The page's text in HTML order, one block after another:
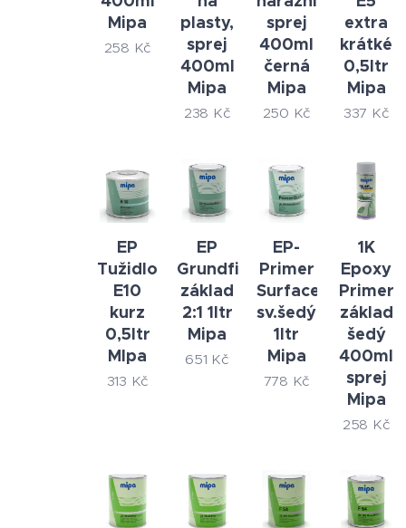
Mipa
258 Kč
plasty,
sprej
400ml
Mipa
238 Kč
sprej
400ml
černá
Mipa
250 Kč
extra
krátké
0,5ltr
Mipa
337 Kč
EP
Tužidlo
E10
kurz
0,5ltr
MIpa
313 Kč
EP
Grundfiller
základ
2:1 1ltr
Mipa
651 Kč
EP-
Primer
Surfacer
sv.šedý
1ltr
Mipa
778 Kč
1K
Epoxy
Primer
základ
šedý
400ml
sprej
Mipa
258 Kč